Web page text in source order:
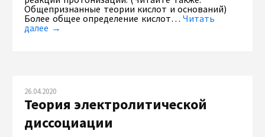
Общепризнанные теории кислот и оснований)
Более общее определение кислот…Читать
далее →
26.04.2020
Теория электролитической
диссоциации